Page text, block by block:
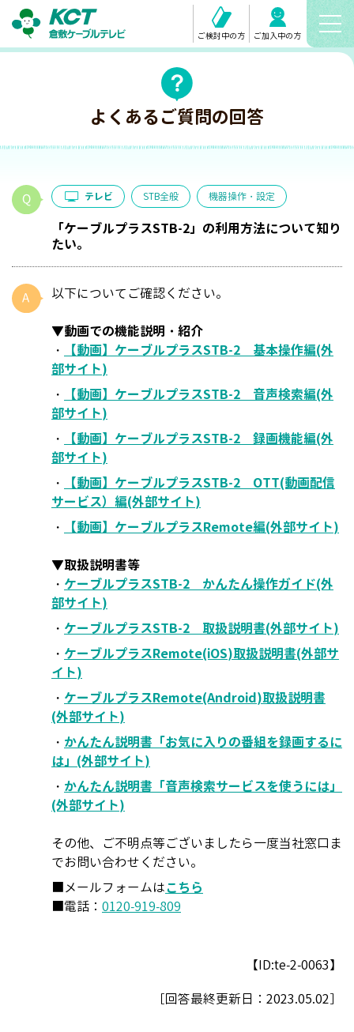
ご検討中の方 ご加入中の方
よくあるご質問の回答
テレビ STB全般 機器操作・設定
「ケーブルプラスSTB-2」の利用方法について知り
たい。
以下についてご確認ください。
▼動画での機能説明・紹介
・
【動画】ケーブルプラスSTB-2 基本操作編(外
部サイト)
・
【動画】ケーブルプラスSTB-2 音声検索編(外
部サイト)
・
【動画】ケーブルプラスSTB-2 録画機能編(外
部サイト)
・
【動画】ケーブルプラスSTB-2 OTT(動画配信
サービス）編(外部サイト)
・
【動画】ケーブルプラスRemote編(外部サイト)
▼取扱説明書等
・ ケーブルプラスSTB-2 かんたん操作ガイド(外
部サイト)
・ ケーブルプラスSTB-2 取扱説明書(外部サイト)
・ ケーブルプラスRemote(iOS)取扱説明書(外部サ
イト)
・ ケーブルプラスRemote(Android)取扱説明書
(外部サイト)
・ かんたん説明書「お気に入りの番組を録画するに
は」(外部サイト)
・ かんたん説明書「音声検索サービスを使うには」
(外部サイト)
その他、ご不明点等ございましたら一度当社窓口ま
でお問い合わせください。
■メールフォームはこちら
■電話： 0120-919-809
【ID:te-2-0063】
［回答最終更新日： 2023.05.02］